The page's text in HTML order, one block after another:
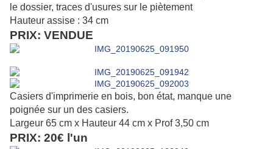
le dossier, traces d'usures sur le piètement
Hauteur assise : 34 cm
PRIX: VENDUE
Casiers d'imprimerie en bois, bon état, manque une
poignée sur un des casiers.
Largeur 65 cm x Hauteur 44 cm x Prof 3,50 cm
PRIX: 20€ l'un